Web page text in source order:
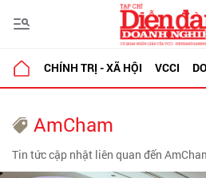
CHÍNH TRỊ - XÃ HỘI VCCI
AmCham
Tin tức cập nhật liên quan đến